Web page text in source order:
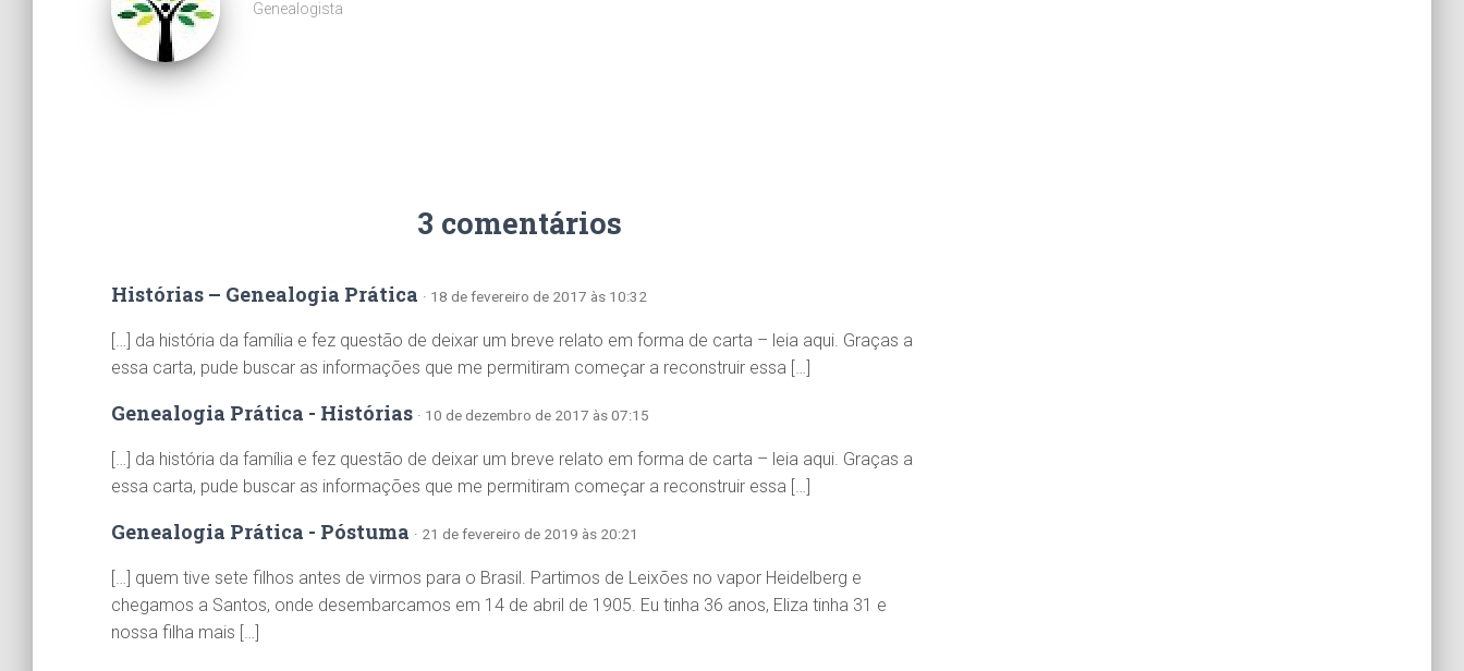
Genealogista
3 comentários
Histórias – Genealogia Prática · 18 de fevereiro de 2017 às 10:32
[…] da história da família e fez questão de deixar um breve relato em forma de carta – leia aqui. Graças a
essa carta, pude buscar as informações que me permitiram começar a reconstruir essa […]
Genealogia Prática - Histórias · 10 de dezembro de 2017 às 07:15
[…] da história da família e fez questão de deixar um breve relato em forma de carta – leia aqui. Graças a
essa carta, pude buscar as informações que me permitiram começar a reconstruir essa […]
Genealogia Prática - Póstuma · 21 de fevereiro de 2019 às 20:21
[…] quem tive sete filhos antes de virmos para o Brasil. Partimos de Leixões no vapor Heidelberg e
chegamos a Santos, onde desembarcamos em 14 de abril de 1905. Eu tinha 36 anos, Eliza tinha 31 e
nossa filha mais […]